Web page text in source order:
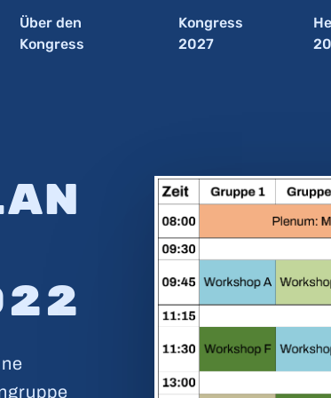
Über den
Kongress
Kongress
2027